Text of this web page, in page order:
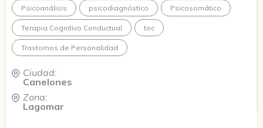
Psicoanálisis psicodiagnóstico Psicosomático
Terapia Cognitivo Conductual toc
Trastornos de Personalidad
Ciudad:
Canelones
Zona:
Lagomar